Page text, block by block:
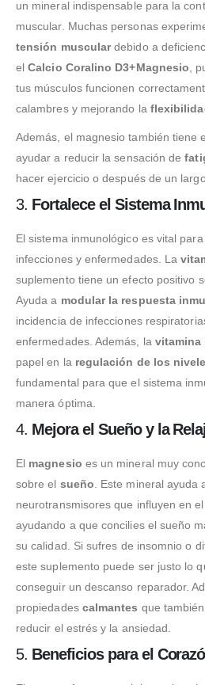
un mineral indispensable para la
muscular. Muchas personas
tensión musculardebido a
elCalcio Coralino D3+Magnesio ,
tus músculos funcionen
calambres y mejorando la
Además, el magnesio también tiene
ayudar a reducir la sensación de
hacer ejercicio o después de un
3. Fortalece el Sistema
El sistema inmunológico es vital
infecciones y enfermedades. La
suplemento tiene un efecto positivo
Ayuda a modular la respuesta
incidencia de infecciones
enfermedades. Además, la vitamina
papel en la regulación de los
fundamental para que el sistema
manera óptima.
4. Mejora el Sueño y la
El magnesio es un mineral muy
sobre el sueño . Este mineral ayuda
neurotransmisores que influyen en el
ayudando a que concilies el sueño
su calidad. Si sufres de insomnio o
este suplemento puede ser justo lo
conseguir un descanso reparador.
propiedades calmantes que
reducir el estrés y la ansiedad.
5. Beneficios para el